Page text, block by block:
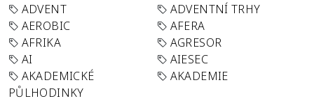
ADVENT
ADVENTNÍ TRHY
AEROBIC
AFERA
AFRIKA
AGRESOR
AI
AIESEC
AKADEMICKÉ
PŮLHODINKY
AKADEMIE